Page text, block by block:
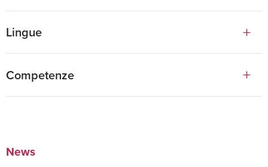
Scuola di alta formazione per Legal Workers, ASGI - Roma.
Lingue
Competenze
Doing Business in Italy
News